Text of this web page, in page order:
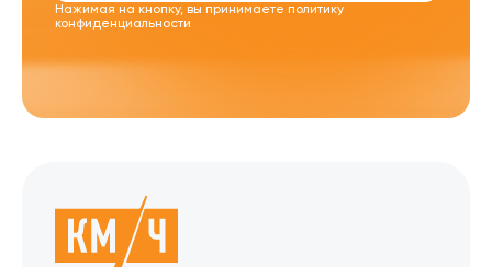
Нажимая на кнопку, вы принимаете политику
конфиденциальности